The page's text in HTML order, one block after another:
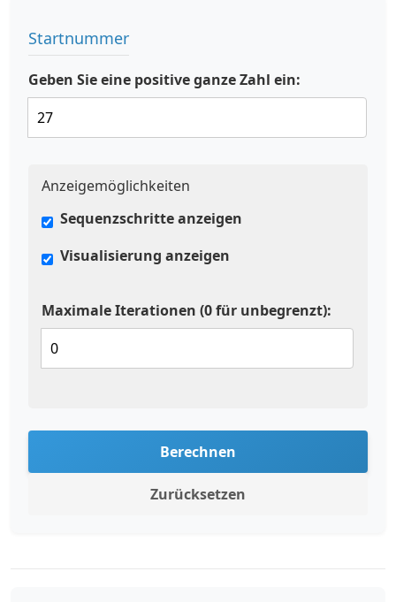
Startnummer
Geben Sie eine positive ganze Zahl ein:
Anzeigemöglichkeiten
Sequenzschritte anzeigen
Visualisierung anzeigen
Maximale Iterationen (0 für unbegrenzt):
Berechnen
Zurücksetzen